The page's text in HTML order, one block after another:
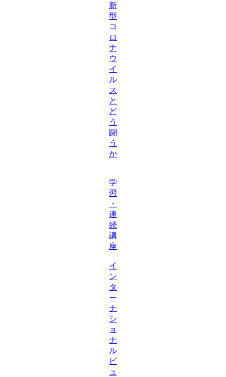
新
型
コ
ロ
ナ
ウ
イ
ル
ス
と
ど
う
闘
う
か
学
習
・
連
続
講
座
イ
ン
タ
ー
ナ
シ
ョ
ナ
ル
ビ
ュ